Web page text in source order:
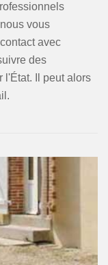
vous
avec
des
l'État. Il peut alors